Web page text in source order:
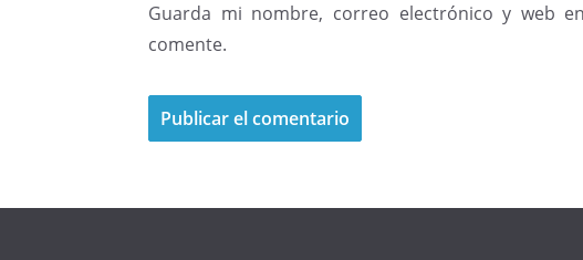
Guarda mi nombre, correo electrónico y web
comente.